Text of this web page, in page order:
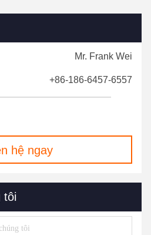
Mr. Frank Wei
+86-186-6457-6557
hệ ngay
tôi